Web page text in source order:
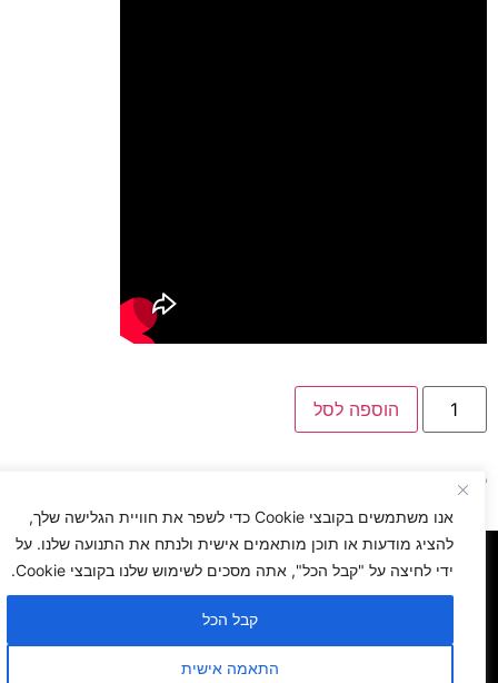
אנו משתמשים בקובצי Cookie כדי לשפר את חוויית הגלישה שלך,
להציג מודעות או תוכן מותאמים אישית ולנתח את התנועה שלנו. על
ידי לחיצה על "קבל הכל", אתה מסכים לשימוש שלנו בקובצי Cookie.
התאמה אישית
קבל הכל
הוספה לסל
קטגוריה:
ראשי אודותינו תיק עבודות חידה תמונה חנות
דברי תורה לפרשת השבוע
הצהרת נגישות מדיניות פרטיות